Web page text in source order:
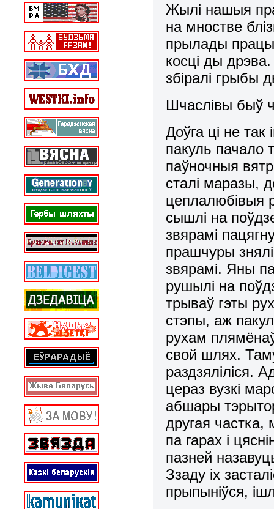
Жылі нашыя
на мностве
прылады
косці ды дрэва.
збіралі грыбы
Шчаслівы быў
Доўга ці не
пакуль пачало
паўночныя
сталі маразы,
цеплалюбівыя
сышлі на
звярамі
прашчуры
звярамі. Яны
рушылі на
трываў гэты
стэпы, аж
рухам
свой шлях.
раздзяліліся.
цераз вузкі
абшары
другая
па гарах і
пазней
Ззаду іх
прыпыніўся,